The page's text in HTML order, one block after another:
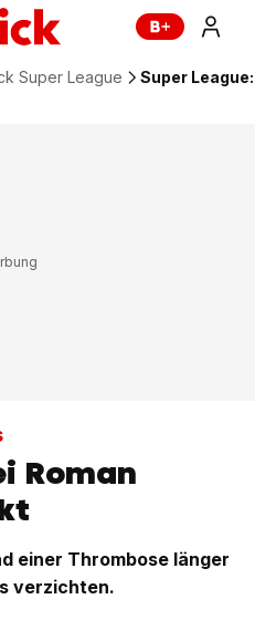
Super League Super
Roman
einer Thrombose länger
verzichten.